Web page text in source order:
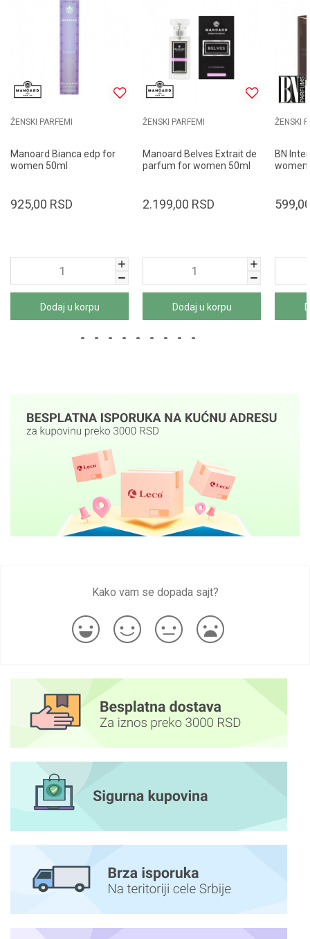
ŽENSKI PARFEMI
Manoard Bianca edp for
women 50ml
925,00 RSD
Dodaj u korpu
ŽENSKI PARFEMI
Manoard Belves Extrait de
parfum for women 50ml
2.199,00 RSD
Dodaj u korpu
ŽENSKI
BN
women
Kako vam se dopada sajt?